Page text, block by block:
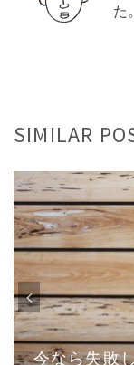
た。
SIMILAR
今なら失敗